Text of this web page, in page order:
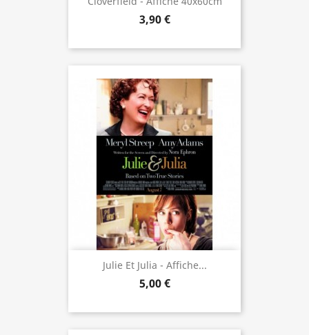
3,90 €
Julie Et Julia - Affiche...
5,00 €